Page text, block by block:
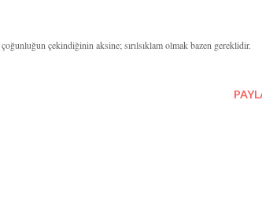
çekindiğinin aksine; sırılsıklam olmak bazen gereklidir.